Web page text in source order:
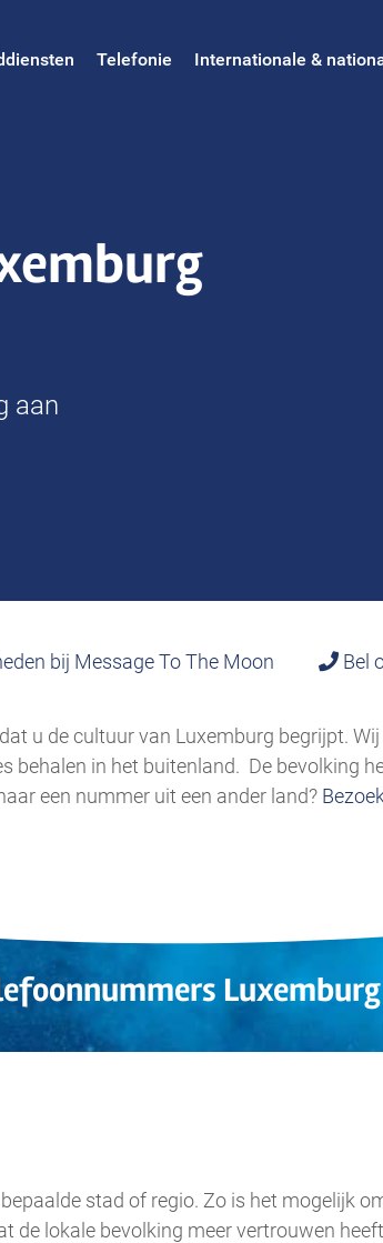
Telefonie Internationale &
aan
bij Message To The Moon Bel
u de cultuur van Luxemburg begrijpt.
in het buitenland. De bevolking
een nummer uit een ander land?
Luxemburg
stad of regio. Zo is het mogelijk
de lokale bevolking meer vertrouwen